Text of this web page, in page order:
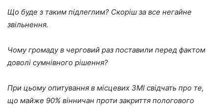
Що буде з таким підлеглим? Скоріш за все негайне
звільнення.
Чому громаду в черговий раз поставили перед фактом
доволі сумнівного рішення?
При цьому опитування в місцевих ЗМІ свідчать про те,
що майже 90% вінничан проти закриття пологового